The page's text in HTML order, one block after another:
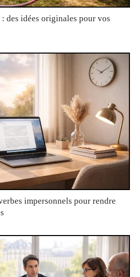
des idées originales pour vos
impersonnels pour rendre